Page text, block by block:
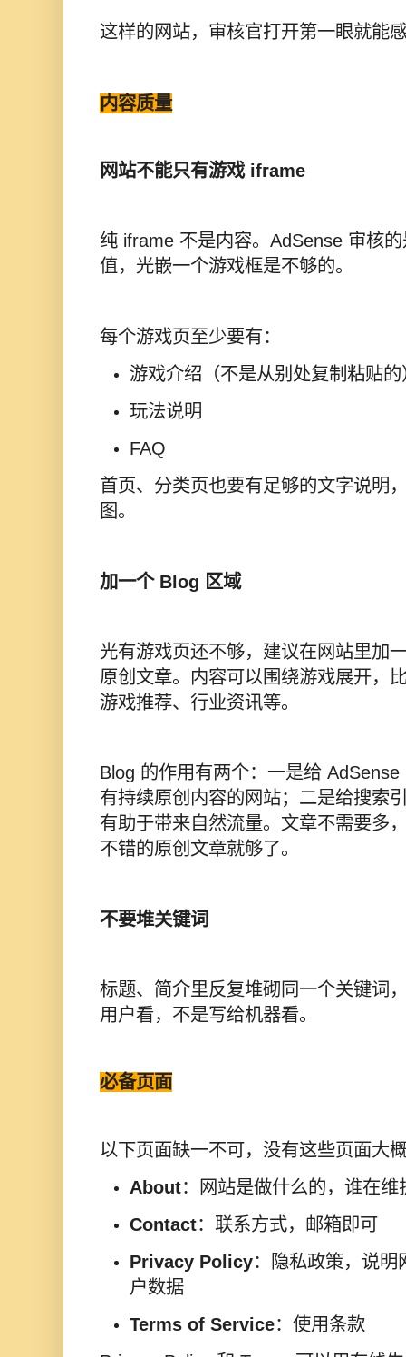
这样的网站，审核官打开第一眼就能
内容质量
网站不能只有游戏 iframe
纯 iframe 不是内容。AdSense 审核
值，光嵌一个游戏框是不够的。
每个游戏页至少要有：
游戏介绍（不是从别处复制粘贴的
玩法说明
FAQ
首页、分类页也要有足够的文字说明
图。
加一个 Blog 区域
光有游戏页还不够，建议在网站里加
原创文章。内容可以围绕游戏展开，
游戏推荐、行业资讯等。
Blog 的作用有两个：一是给
有持续原创内容的网站；二是给搜索
有助于带来自然流量。文章不需要多
不错的原创文章就够了。
不要堆关键词
标题、简介里反复堆砌同一个关键词
用户看，不是写给机器看。
必备页面
以下页面缺一不可，没有这些页面大
About：网站是做什么的，谁在维
Contact：联系方式，邮箱即可
Privacy Policy：隐私政策，说
户数据
Terms of Service：使用条款